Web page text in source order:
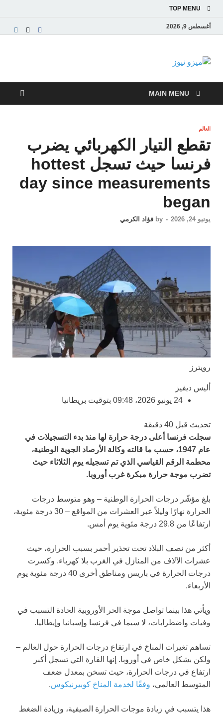
TOP MENU
أغسطس 9, 2026
ميزو نيوز
والاقتصادية
MAIN MENU
العالم
تقطع التيار الكهربائي يضرب
فرنسا حيث تسجل hottest
day since measurements
began
يونيو 24, 2026 -
by فؤاد الكرمي
رويترز
أليس ديفيز
24 يونيو 2026، 09:48 بتوقيت بريطانيا
تحديث قبل 40 دقيقة
سجلت فرنسا أعلى درجة حرارة لها منذ بدء التسجيلات في
عام 1947، حسب ما قالته وكالة الأرصاد الجوية الوطنية،
محطمة الرقم القياسي الذي تم تسجيله يوم الثلاثاء حيث
تضرب موجة حرارة مبكرة غرب أوروبا.
بلغ مؤشّر درجات الحرارة الوطنية – وهو متوسط درجات
الحرارة نهارًا وليلاً عبر العشرات من المواقع – 30 درجة مئوية،
ارتفاعًا من 29.8 درجة مئوية يوم أمس.
أكثر من نصف البلاد تحت تحذير أحمر بسبب الحرارة، حيث
عشرات الآلاف من المنازل في الغرب بلا كهرباء. وكسرت
درجات الحرارة في باريس ومناطق أخرى 40 درجة مئوية يوم
الأربعاء.
ويأتي هذا بينما تواصل موجة الحر الأوروبية الحادة التسبب في
وفيات واضطرابات، لا سيما في فرنسا وإسبانيا وإيطاليا.
تساهم تغيرات المناخ في ارتفاع درجات الحرارة حول العالم –
ولكن بشكل خاص في أوروبا. إنها القارة التي تسجل أكبر
ارتفاع في درجات الحرارة، حيث تسخن بمعدل ضعف
المتوسط العالمي، وفقًا لخدمة المناخ كوبيرنيكوس.
هذا يتسبب في زيادة موجات الحرارة الصيفية، وزيادة الضغط